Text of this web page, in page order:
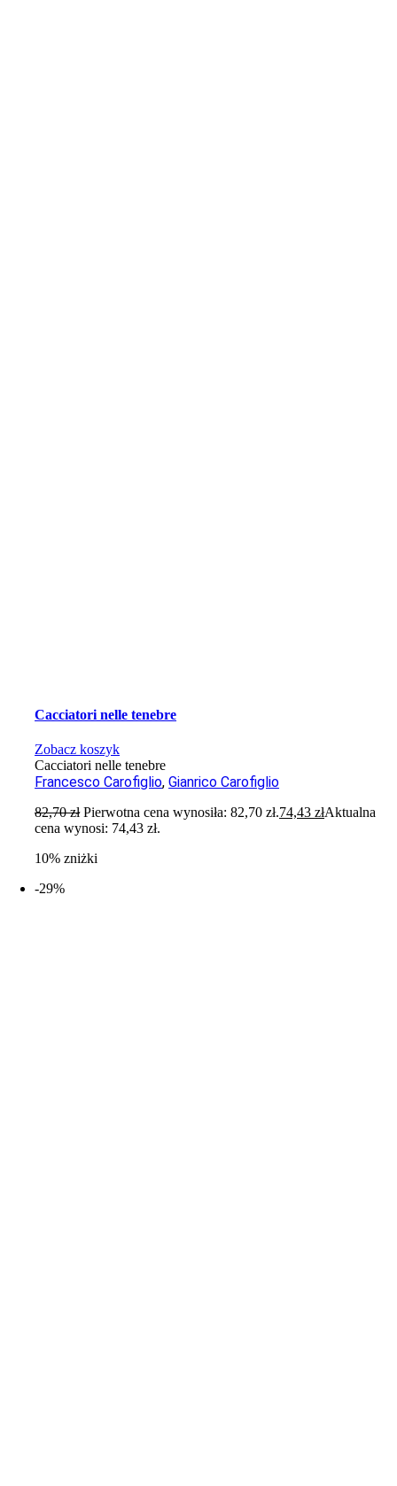
Cacciatori nelle tenebre
Zobacz koszyk
Cacciatori nelle tenebre
Francesco Carofiglio,Gianrico Carofiglio
82,70zł Pierwotna cena wynosiła: 82,70 zł.74,43złAktualna
cena wynosi: 74,43 zł.
10% zniżki
-29%